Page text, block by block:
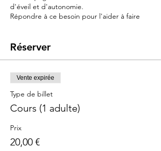
d'éveil et d'autonomie.
Répondre à ce besoin pour l'aider à faire
reflux, plagiocéphalie, hyperextension pour
Contenu:
> Apprentissage de la position contre soi
décentré avec un bras sorti
> Apprentissage de la position hanche
> Apprentissage de la position face au
monde PHYSIOLOGIQUE​
Pour qui :
Réserver
Vente expirée
Type de billet
Cours (1 adulte)
Prix
20,00 €